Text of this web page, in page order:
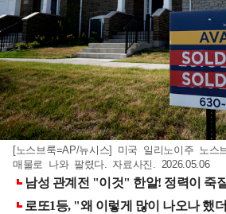
[노스브룩=AP/뉴시스] 미국 일리노이주 노스
매물로 나와 팔렸다. 자료사진. 2026.05.06